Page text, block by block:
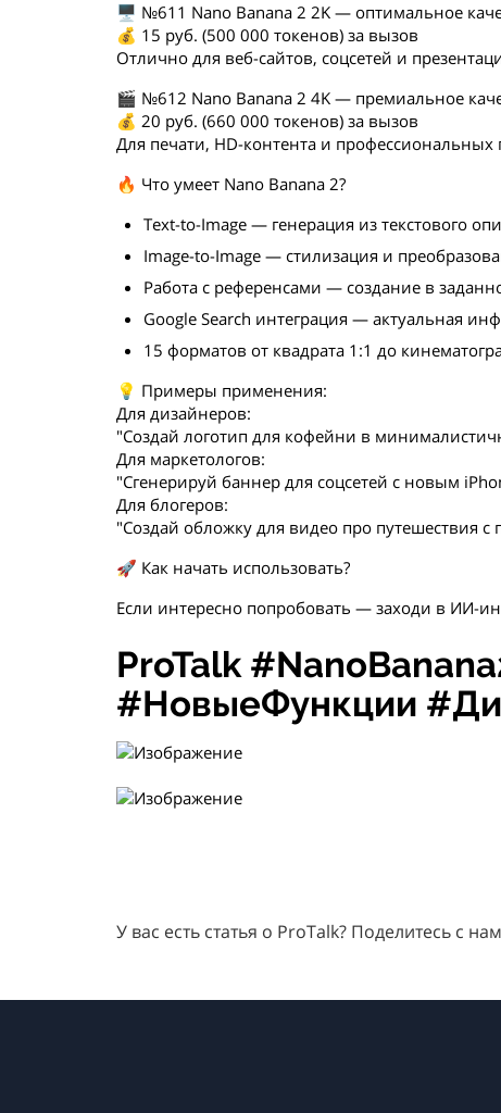
🖥️ №611 Nano Banana 2 2K — оптимальное
💰 15 руб. (500 000 токенов) за вызов
Отлично для веб-сайтов, соцсетей и
🎬 №612 Nano Banana 2 4K — премиальное
💰 20 руб. (660 000 токенов) за вызов
Для печати, HD-контента и профессиональных
🔥 Что умеет Nano Banana 2?
Text-to-Image — генерация из текстового
Image-to-Image — стилизация и
Работа с референсами — создание в
Google Search интеграция — актуальная
15 форматов от квадрата 1:1 до
💡 Примеры применения:
Для дизайнеров:
"Создай логотип для кофейни в
Для маркетологов:
"Сгенерируй баннер для соцсетей с новым
Для блогеров:
"Создай обложку для видео про путешествия
🚀 Как начать использовать?
Если интересно попробовать — заходи в ИИ-
ProTalk
#НовыеФункции
У вас есть статья о ProTalk? Поделитесь с